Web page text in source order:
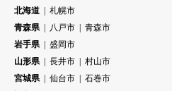
北海道
札幌市
青森県
八戸市
青森市
岩手県
盛岡市
山形県
長井市
村山市
宮城県
仙台市
石巻市